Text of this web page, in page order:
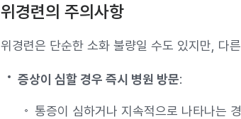
위경련의 주의사항
위경련은 단순한 소화 불량일 수도 있지만, 다
증상이 심할 경우 즉시 병원 방문:
통증이 심하거나 지속적으로 나타나는